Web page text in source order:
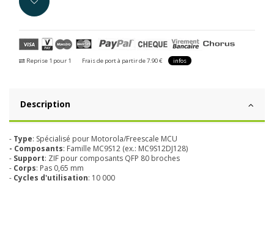
Reprise 1 pour 1 Frais de port à partir de 7.90 € infos
Description
- Type: Spécialisé pour Motorola/Freescale MCU
- Composants: Famille MC9S12 (ex.: MC9S12DJ128)
- Support: ZIF pour composants QFP 80 broches
- Corps: Pas 0,65 mm
- Cycles d'utilisation: 10 000